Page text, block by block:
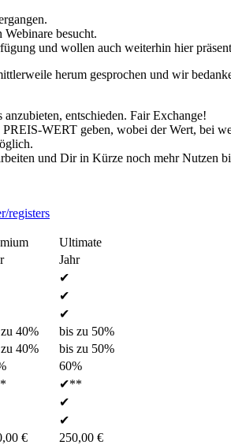
besucht.
und wollen auch weiterhin hier
herum gesprochen und wir
entschieden. Fair Exchange!
WERT geben, wobei der Wert, bei
und Dir in Kürze noch mehr
registers
Ultimate
Jahr
✔
✔
✔
40%
bis zu 50%
40%
bis zu 50%
60%
✔**
✔
✔
€ 250,00 €